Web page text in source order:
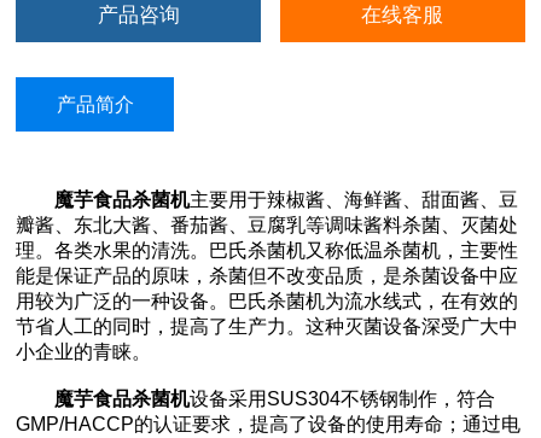
产品咨询 在线客服
产品简介
魔芋食品杀菌机主要用于辣椒酱、海鲜酱、甜面酱、豆
瓣酱、东北大酱、番茄酱、豆腐乳等调味酱料杀菌、灭菌处
理。各类水果的清洗。巴氏杀菌机又称低温杀菌机，主要性
能是保证产品的原味，杀菌但不改变品质，是杀菌设备中应
用较为广泛的一种设备。巴氏杀菌机为流水线式，在有效的
节省人工的同时，提高了生产力。这种灭菌设备深受广大中
小企业的青睐。
魔芋食品杀菌机设备采用SUS304不锈钢制作，符合
GMP/HACCP的认证要求，提高了设备的使用寿命；通过电